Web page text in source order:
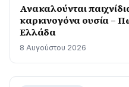
Ανακαλούνται
καρκινογόνα ουσία –
Ελλάδα
8 Αυγούστου 2026